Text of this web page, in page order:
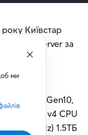
року Київстар
Server за
не
BL460c Gen10,
Gold 6138 v4 CPU
1.5ТБ
ми